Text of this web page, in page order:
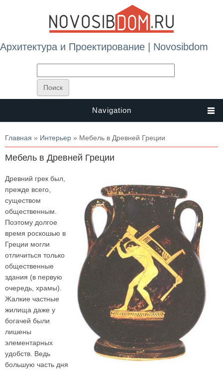
Архитектура и Проектирование | Novosibdom
Navigation
Вы здесь
Главная » Интерьер » Мебель в Древней Греции
Мебель в Древней Греции
Древний грек был,
прежде всего,
существом
общественным.
Поэтому долгое
время роскошью в
Греции могли
отличиться только
общественные
здания (в первую
очередь, храмы).
Жалкие частные
жилища даже у
богачей были
лишены
элементарных
удобств. Ведь
большую часть дня